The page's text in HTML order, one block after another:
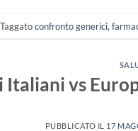
Taggatoconfronto generici,
Italiani vs
PUBBLICATO IL 17